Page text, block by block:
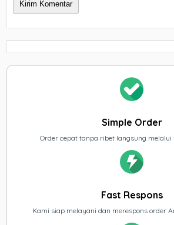
Simple Order
Order cepat tanpa ribet langsung melalui
Fast Respons
Kami siap melayani dan merespons order